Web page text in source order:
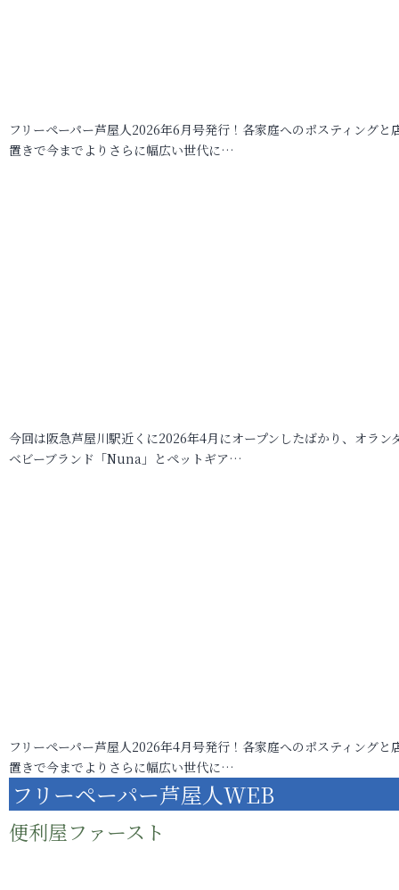
フリーペーパー芦屋人2026年6月号発行！各家庭へのポスティングと
置きで今までよりさらに幅広い世代に…
今回は阪急芦屋川駅近くに2026年4月にオープンしたばかり、オラン
ベビーブランド「Nuna」とペットギア…
フリーペーパー芦屋人2026年4月号発行！各家庭へのポスティングと
置きで今までよりさらに幅広い世代に…
フリーペーパー芦屋人WEB
便利屋ファースト